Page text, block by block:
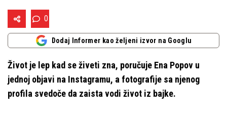
0
Dodaj Informer kao željeni izvor na Googlu
Život je lep kad se živeti zna, poručuje Ena Popov u
jednoj objavi na Instagramu, a fotografije sa njenog
profila svedoče da zaista vodi život iz bajke.